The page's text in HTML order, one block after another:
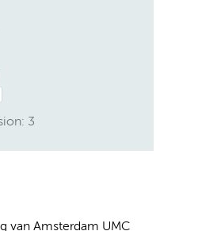
3
van Amsterdam UMC